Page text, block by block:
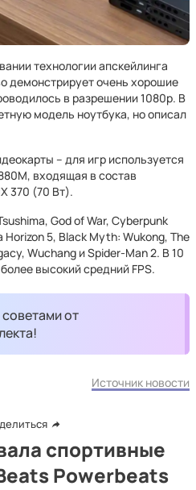
технологии апскейлинга
демонстрирует очень хорошие
в разрешении 1080p. В
модель ноутбука, но описал
– для игр используется
входящая в состав
370 (70 Вт).
God of War, Cyberpunk
Horizon 5, Black Myth: Wukong, The
Wuchang и Spider-Man 2. В 10
высокий средний FPS.
советами от
Источник новости
спортивные
Powerbeats